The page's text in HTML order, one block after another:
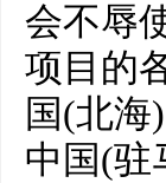
会不辱
项目的
国(北
中国(驻